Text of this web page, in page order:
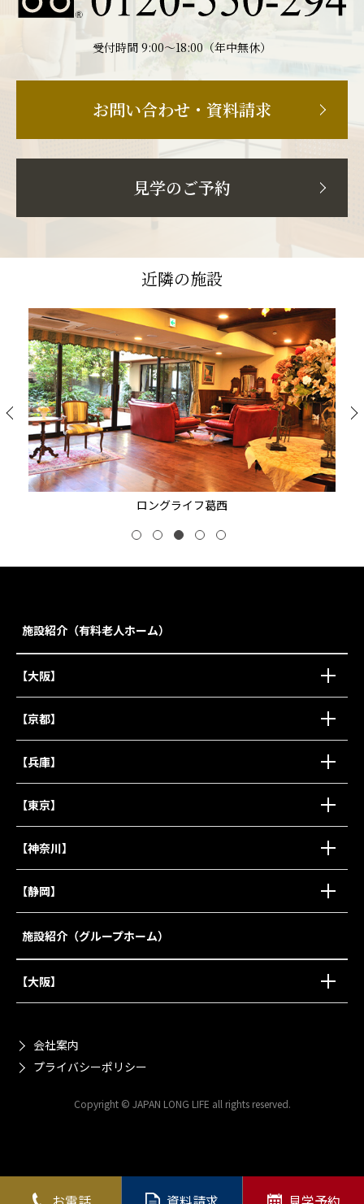
受付時間 9:00〜18:00（年中無休）
お問い合わせ・資料請求
見学のご予約
近隣の施設
ロングライフ葛西
施設紹介（有料老人ホーム）
【大阪】
【京都】
【兵庫】
【東京】
【神奈川】
【静岡】
施設紹介（グループホーム）
【大阪】
会社案内
プライバシーポリシー
Copyright © JAPAN LONG LIFE all rights reserved.